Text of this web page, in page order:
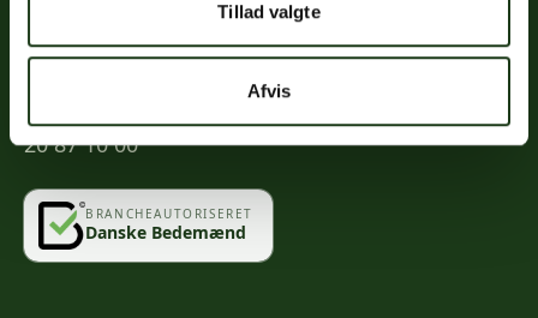
Tillad valgte
Afvis
Kontakt
info@vahlogwetche.dk
20 87 10 00
BRANCHEAUTORISERET
Danske Bedemænd